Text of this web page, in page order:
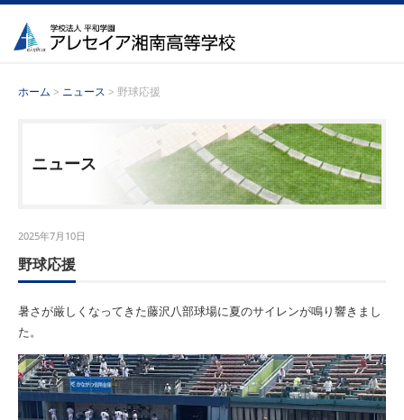
ホーム > ニュース > 野球応援
ニュース
2025年7月10日
野球応援
暑さが厳しくなってきた藤沢八部球場に夏のサイレンが鳴り響きまし
た。